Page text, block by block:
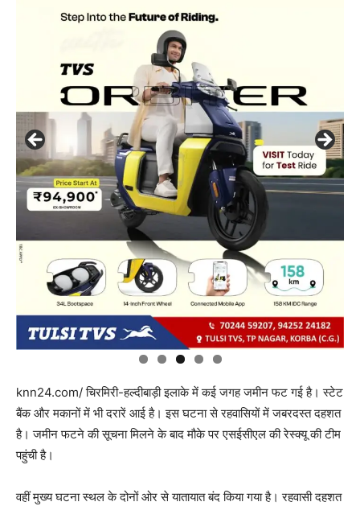
knn24.com/ चिरमिरी-हल्दीबाड़ी इलाके में कई जगह जमीन फट गई है। स्टेट
बैंक और मकानों में भी दरारें आई है। इस घटना से रहवासियों में जबरदस्त दहशत
है। जमीन फटने की सूचना मिलने के बाद मौके पर एसईसीएल की रेस्क्यू की टीम
पहुंची है।
वहीं मुख्य घटना स्थल के दोनों ओर से यातायात बंद किया गया है। रहवासी दहशत